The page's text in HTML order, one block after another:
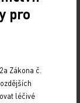
pro
Zákona č.
léčivé